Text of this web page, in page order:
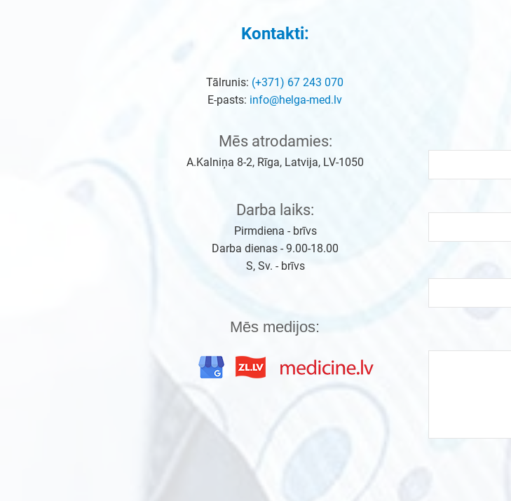
Kontakti:
Tālrunis: (+371) 67 243 070
E-pasts: info@helga-med.lv
Mēs atrodamies:
A.Kalniņa 8-2, Rīga, Latvija, LV-1050
Darba laiks:
Pirmdiena - brīvs
Darba dienas - 9.00-18.00
S, Sv. - brīvs
Mēs medijos: